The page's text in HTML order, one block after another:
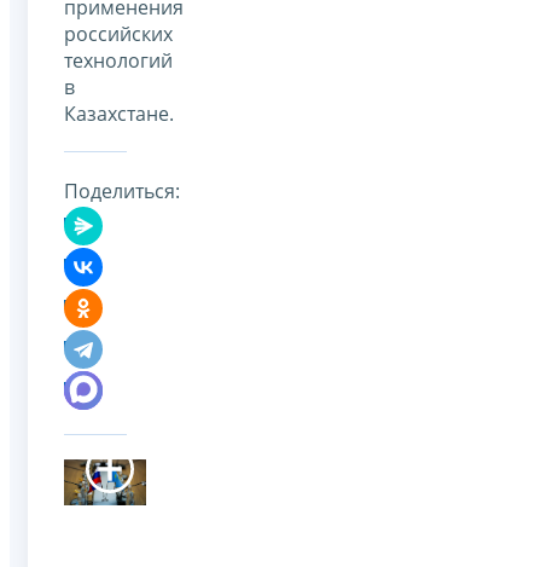
применения
российских
технологий
в
Казахстане.
Поделиться: